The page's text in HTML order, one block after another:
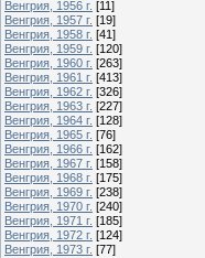
Венгрия, 1956 г. [11]
Венгрия, 1957 г. [19]
Венгрия, 1958 г. [41]
Венгрия, 1959 г. [120]
Венгрия, 1960 г. [263]
Венгрия, 1961 г. [413]
Венгрия, 1962 г. [326]
Венгрия, 1963 г. [227]
Венгрия, 1964 г. [128]
Венгрия, 1965 г. [76]
Венгрия, 1966 г. [162]
Венгрия, 1967 г. [158]
Венгрия, 1968 г. [175]
Венгрия, 1969 г. [238]
Венгрия, 1970 г. [240]
Венгрия, 1971 г. [185]
Венгрия, 1972 г. [124]
Венгрия, 1973 г. [77]